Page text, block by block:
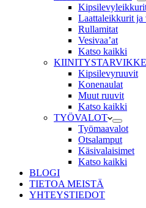
Laattaleikkurit ja
Rullamitat
Vesivaa’at
Katso kaikki
Kipsilevyruuvit
Konenaulat
Muut ruuvit
Katso kaikki
TYÖVALOT
Työmaavalot
Otsalamput
Käsivalaisimet
Katso kaikki
BLOGI
TIETOA MEISTÄ
YHTEYSTIEDOT